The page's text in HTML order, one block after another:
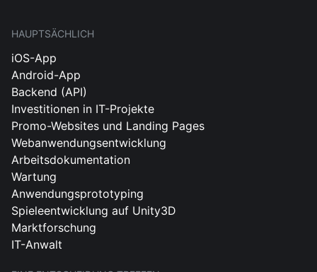
HAUPTSÄCHLICH
iOS-App
Android-App
Backend (API)
Investitionen in IT-Projekte
Promo-Websites und Landing Pages
Webanwendungsentwicklung
Arbeitsdokumentation
Wartung
Anwendungsprototyping
Spieleentwicklung auf Unity3D
Marktforschung
IT-Anwalt